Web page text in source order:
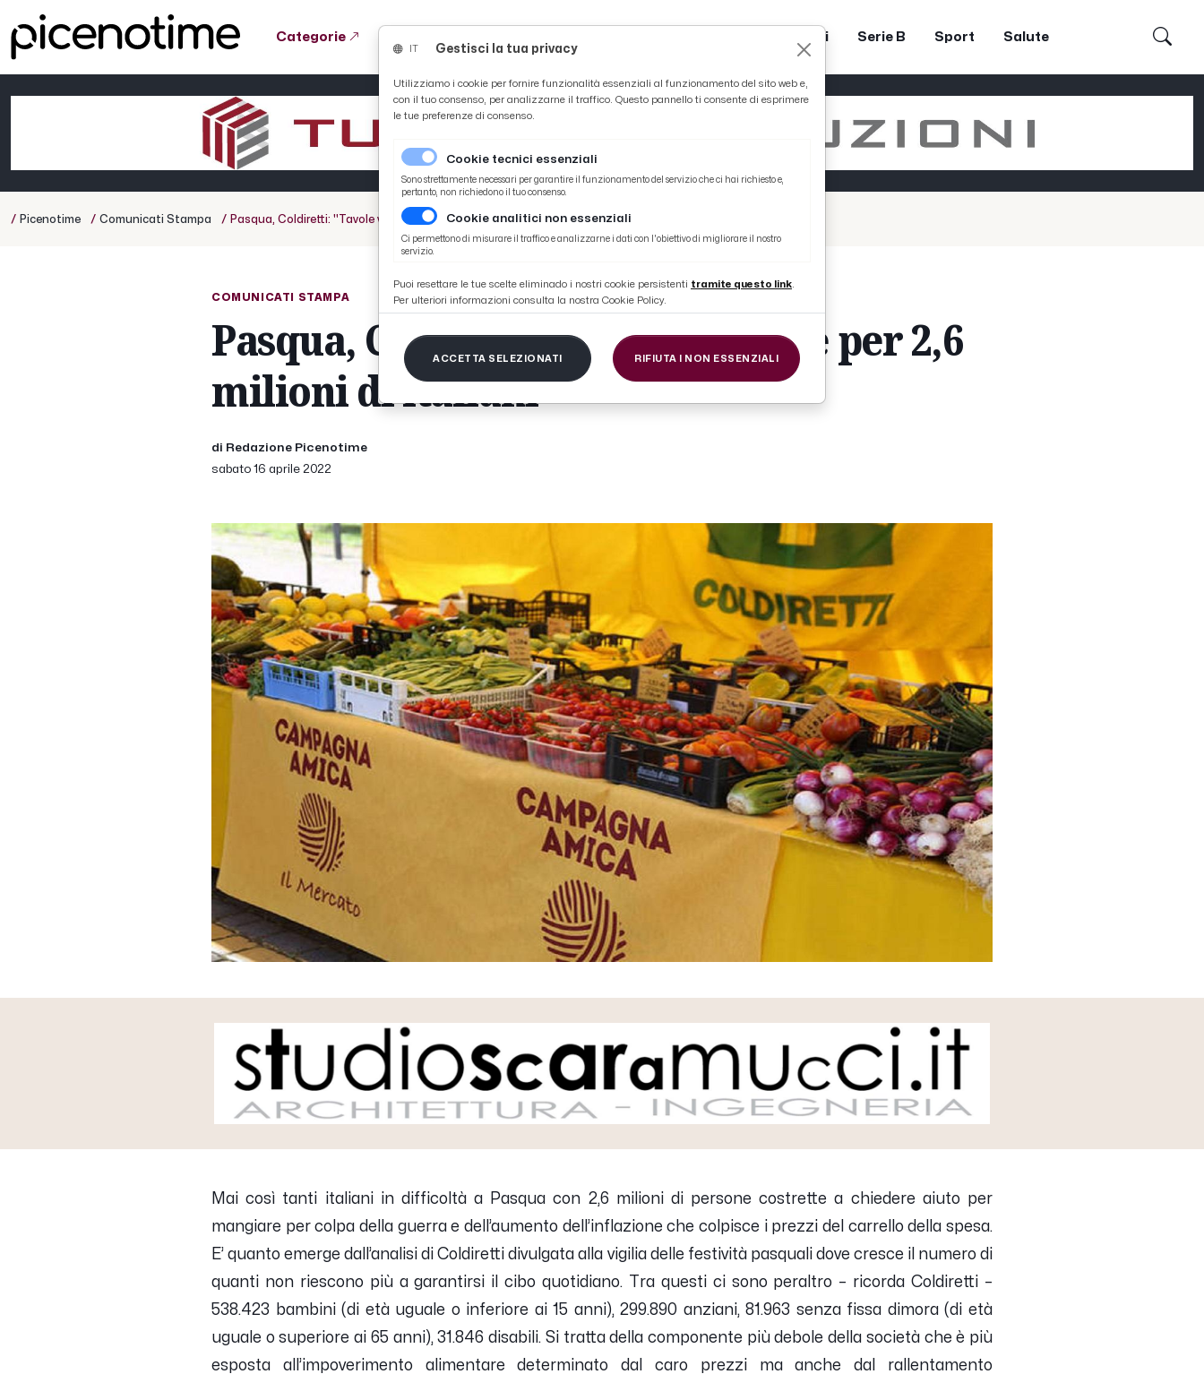
Categorie Coppa Teodori Serie B Sport Salute
/ Picenotime / Comunicati Stampa / Pasqua, Coldiretti: ''Tavole vuote per 2,6 milioni di italiani''
COMUNICATI STAMPA
Pasqua, Coldiretti: ''Tavole vuote per 2,6
milioni di italiani''
di Redazione Picenotime
sabato 16 aprile 2022
Mai così tanti italiani in difficoltà a Pasqua con 2,6 milioni di persone costrette a chiedere aiuto per
mangiare per colpa della guerra e dell’aumento dell’inflazione che colpisce i prezzi del carrello della spesa.
E’ quanto emerge dall’analisi di Coldiretti divulgata alla vigilia delle festività pasquali dove cresce il numero di
quanti non riescono più a garantirsi il cibo quotidiano. Tra questi ci sono peraltro – ricorda Coldiretti –
538.423 bambini (di età uguale o inferiore ai 15 anni), 299.890 anziani, 81.963 senza fissa dimora (di età
uguale o superiore ai 65 anni), 31.846 disabili. Si tratta della componente più debole della società che è più
esposta all’impoverimento alimentare determinato dal caro prezzi ma anche dal rallentamento
Gestisci la tua privacy
Utilizziamo i cookie per fornire funzionalità essenziali al funzionamento del sito web e,
con il tuo consenso, per analizzarne il traffico. Questo pannello ti consente di esprimere
le tue preferenze di consenso.
Cookie tecnici essenziali
Sono strettamente necessari per garantire il funzionamento del servizio che ci hai richiesto e,
pertanto, non richiedono il tuo consenso.
Cookie analitici non essenziali
Ci permettono di misurare il traffico e analizzarne i dati con l'obiettivo di migliorare il nostro
servizio.
Puoi resettare le tue scelte eliminado i nostri cookie persistenti tramite questo link.
Per ulteriori informazioni consulta la nostra Cookie Policy.
ACCETTA SELEZIONATI RIFIUTA I NON ESSENZIALI